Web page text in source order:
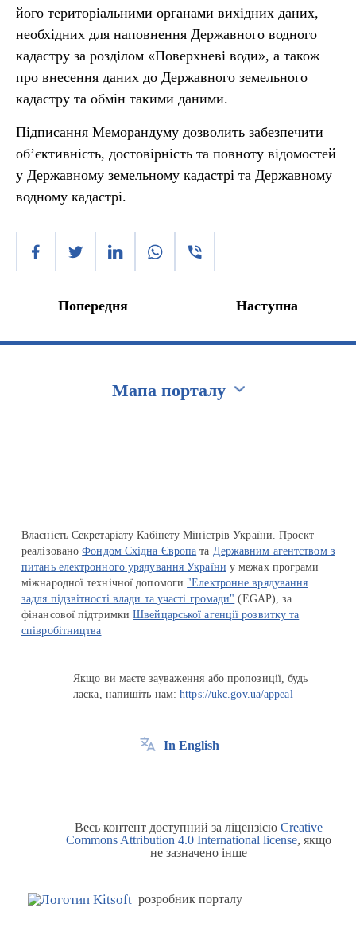
його територіальними органами вихідних даних,
необхідних для наповнення Державного водного
кадастру за розділом «Поверхневі води», а також
про внесення даних до Державного земельного
кадастру та обмін такими даними.
Підписання Меморандуму дозволить забезпечити
об’єктивність, достовірність та повноту відомостей
у Державному земельному кадастрі та Державному
водному кадастрі.
Попередня Наступна
Мапа порталу
Власність Секретаріату Кабінету Міністрів України. Проєкт
реалізованоФондом Східна Європа та Державним агентством з
питань електронного урядування України у межах програми
міжнародної технічної допомоги "Електронне врядування
задля підзвітності влади та участі громади" (EGAP), за
фінансової підтримкиШвейцарської агенції розвитку та
співробітництва
Якщо ви маєте зауваження або пропозиції, будь
ласка, напишіть нам:https://ukc.gov.ua/appeal
In English
Весь контент доступний за ліцензією Creative
Commons Attribution 4.0 International license, якщо
не зазначено інше
розробник порталу